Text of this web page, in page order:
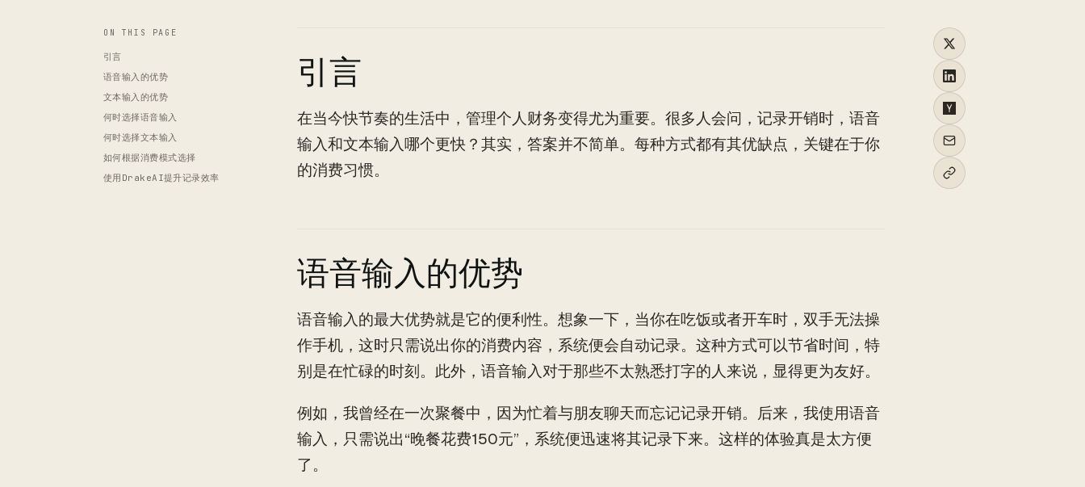
ON THIS PAGE
引言
语音输入的优势
文本输入的优势
何时选择语音输入
何时选择文本输入
如何根据消费模式选择
使用DrakeAI提升记录效率
引言
在当今快节奏的生活中，管理个人财务变得尤为重要。很多人会问，记录开销时，语音
输入和文本输入哪个更快？其实，答案并不简单。每种方式都有其优缺点，关键在于你
的消费习惯。
语音输入的优势
语音输入的最大优势就是它的便利性。想象一下，当你在吃饭或者开车时，双手无法操
作手机，这时只需说出你的消费内容，系统便会自动记录。这种方式可以节省时间，特
别是在忙碌的时刻。此外，语音输入对于那些不太熟悉打字的人来说，显得更为友好。
例如，我曾经在一次聚餐中，因为忙着与朋友聊天而忘记记录开销。后来，我使用语音
输入，只需说出“晚餐花费150元”，系统便迅速将其记录下来。这样的体验真是太方便
了。